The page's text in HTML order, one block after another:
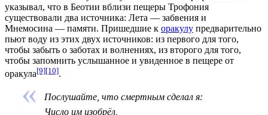
указывал, что в Беотии вблизи пещеры Трофония
существовали два источника: Лета — забвения и
Мнемосина — памяти. Пришедшие к оракулу предварительно
пьют воду из этих двух источников: из первого для того,
чтобы забыть о заботах и волнениях, из второго для того,
чтобы запомнить услышанное и увиденное в пещере от
оракула[9][10].
Послушайте, что смертным сделал я:
Число им изобрёл,